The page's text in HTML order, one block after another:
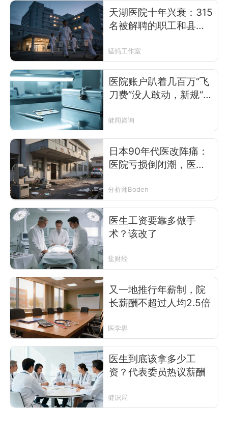
天湖医院十年兴衰：315
名被解聘的职工和县城
猛犸工作室
医院账户趴着几百万“飞
刀费”没人敢动，新规“飞
健闻咨询
日本90年代医改阵痛：
医院亏损倒闭潮，医生
分析师Boden
医生工资要靠多做手
术？该改了
盐财经
又一地推行年薪制，院
长薪酬不超过人均2.5倍
医学界
医生到底该拿多少工
资？代表委员热议薪酬
健识局